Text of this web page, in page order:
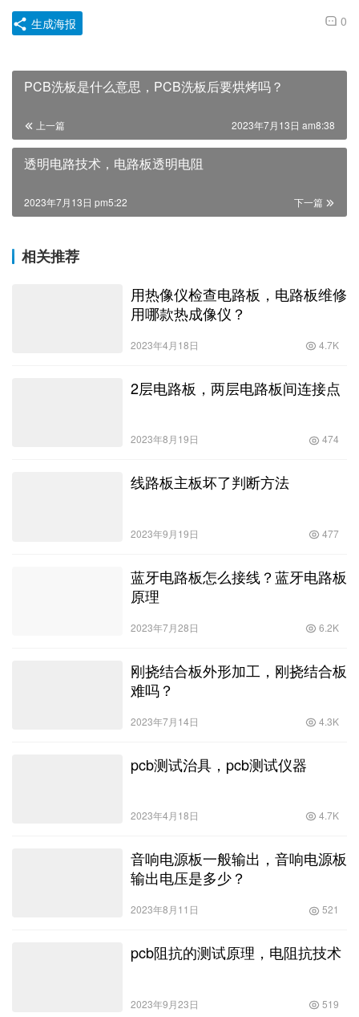
0
生成海报
PCB洗板是什么意思，PCB洗板后要烘烤吗？
上一篇 2023年7月13日 am8:38
透明电路技术，电路板透明电阻
下一篇
2023年7月13日 pm5:22
相关推荐
用热像仪检查电路板，电路板维修
用哪款热成像仪？
2023年4月18日 4.7K
2层电路板，两层电路板间连接点
2023年8月19日 474
线路板主板坏了判断方法
2023年9月19日 477
蓝牙电路板怎么接线？蓝牙电路板
原理
2023年7月28日 6.2K
刚挠结合板外形加工，刚挠结合板
难吗？
2023年7月14日 4.3K
pcb测试治具，pcb测试仪器
2023年4月18日 4.7K
音响电源板一般输出，音响电源板
输出电压是多少？
2023年8月11日 521
pcb阻抗的测试原理，电阻抗技术
2023年9月23日 519